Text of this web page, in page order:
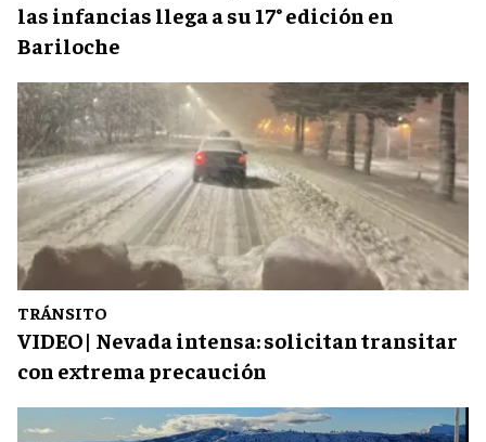
las infancias llega a su 17° edición en
Bariloche
TRÁNSITO
VIDEO| Nevada intensa: solicitan transitar
con extrema precaución